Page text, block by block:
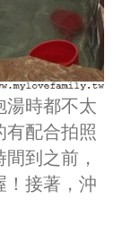
湯時都不太
有配合拍照
到之前，
！接著，沖